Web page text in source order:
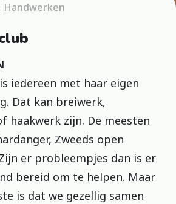
Handwerken
iedereen met haar eigen
Dat kan breiwerk,
haakwerk zijn. De meesten
Zweeds open
er probleempjes dan is er
bereid om te helpen. Maar
is dat we gezellig samen